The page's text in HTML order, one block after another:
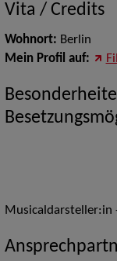
Vita / Credits
Wohnort: Berlin
Mein Profil auf:
Musicaldarsteller:in